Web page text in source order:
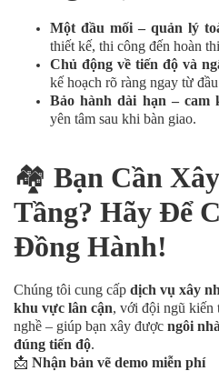
Một đầu mối – quản lý
thiết kế, thi công đến hoàn
Chủ động về tiến độ và
kế hoạch rõ ràng ngay từ
Bảo hành dài hạn – cam
yên tâm sau khi bàn giao.
🏘️ Bạn Cần
Tầng? Hãy Để
Đồng Hành!
Chúng tôi cung cấp dịch vụ xây
khu vực lân cận, với đội ngũ kiến
nghề – giúp bạn xây được ngôi
đúng tiến độ.
📩 Nhận bản vẽ demo miễn phí